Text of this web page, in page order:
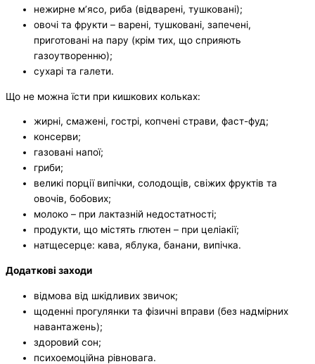
нежирне м’ясо, риба (відварені, тушковані);
овочі та фрукти – варені, тушковані, запечені,
приготовані на пару (крім тих, що сприяють
газоутворенню);
сухарі та галети.
Що не можна їсти при кишкових кольках:
жирні, смажені, гострі, копчені страви, фаст-фуд;
консерви;
газовані напої;
гриби;
великі порції випічки, солодощів, свіжих фруктів та
овочів, бобових;
молоко – при лактазній недостатності;
продукти, що містять глютен – при целіакії;
натщесерце: кава, яблука, банани, випічка.
Додаткові заходи
відмова від шкідливих звичок;
щоденні прогулянки та фізичні вправи (без надмірних
навантажень);
здоровий сон;
психоемоційна рівновага.